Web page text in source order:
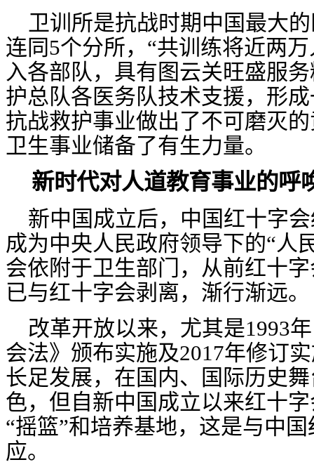
卫训所是抗战时期中国最大
连同5个分所，“共训练将近两
入各部队，具有图云关旺盛服
护总队各医务队技术支援，形
抗战救护事业做出了不可磨灭
卫生事业储备了有生力量。
新时代对人道教育事业的呼
新中国成立后，中国红十字
成为中央人民政府领导下的“人
会依附于卫生部门，从前红十
已与红十字会剥离，渐行渐远。
改革开放以来，尤其是1993
会法》颁布实施及2017年修订
长足发展，在国内、国际历史
色，但自新中国成立以来红十
“摇篮”和培养基地，这是与中
应。